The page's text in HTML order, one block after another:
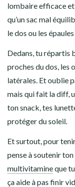
lombaire efficace et
qu’un sac mal
le dos ou les
Dedans, tu répartis
proches du dos, les
latérales. Et oublie
mais qui fait la diff,
ton snack, tes
protéger du soleil.
Et surtout, pour
pense à soutenir
multivitamineque
ça aide à pas finir